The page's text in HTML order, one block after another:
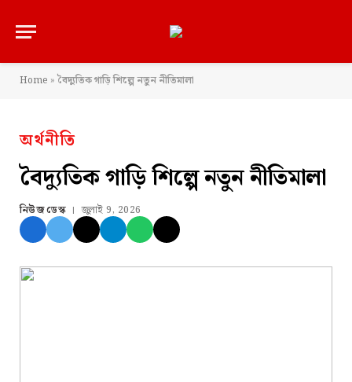
Home » বৈদ্যুতিক গাড়ি শিল্পে নতুন নীতিমালা
অর্থনীতি
বৈদ্যুতিক গাড়ি শিল্পে নতুন নীতিমালা
নিউজ ডেস্ক জুলাই 9, 2026